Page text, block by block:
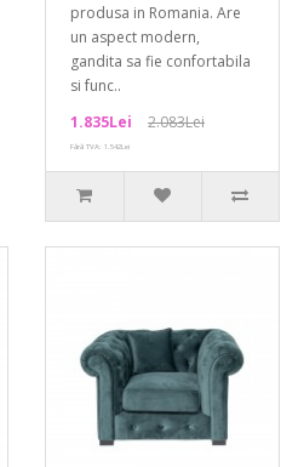
produsa in Romania. Are
un aspect modern,
gandita sa fie confortabila
si func..
1.835Lei
2.083Lei
Fără TVA: 1.542Lei